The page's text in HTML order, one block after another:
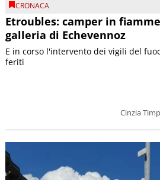
CRONACA
Etroubles: camper in
galleria di Echevennoz
Cinzia
E in corso l'intervento dei vigili del
feriti